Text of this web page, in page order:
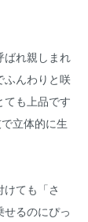
ばれ親しまれ
ふんわりと咲
ても上品です
立体的に生
ても「さ
るのにぴっ